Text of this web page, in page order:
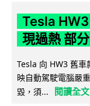
Tesla
現過熱 部
Tesla 向 HW3 舊車
映自動駕駛電腦嚴
毀，須...
閱讀全文